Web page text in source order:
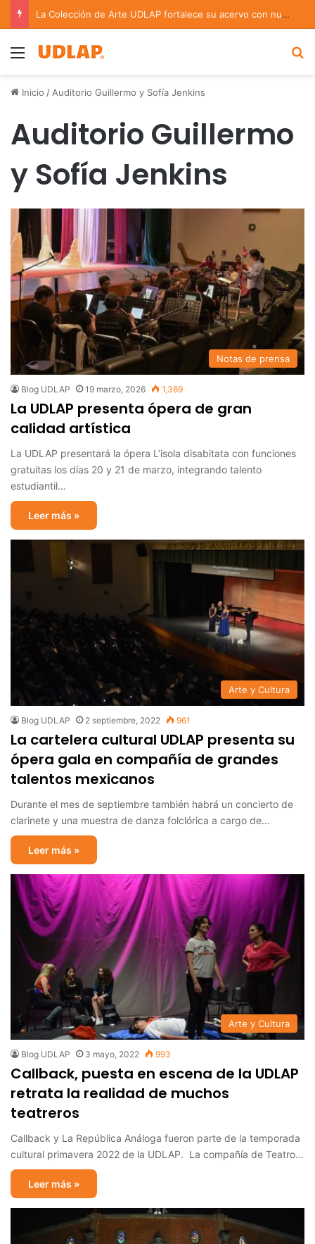
La Colección de Arte UDLAP fortalece su acervo con nuevas obras de artistas emergentes y consolidados
Menu
Inicio / Auditorio Guillermo y Sofía Jenkins
Auditorio Guillermo
y Sofía Jenkins
Notas de prensa
Blog UDLAP 19 marzo, 2026 1,369
La UDLAP presenta ópera de gran
calidad artística
La UDLAP presentará la ópera L’isola disabitata con funciones
gratuitas los días 20 y 21 de marzo, integrando talento
estudiantil…
Leer más »
Arte y Cultura
Blog UDLAP 2 septiembre, 2022 961
La cartelera cultural UDLAP presenta su
ópera gala en compañía de grandes
talentos mexicanos
Durante el mes de septiembre también habrá un concierto de
clarinete y una muestra de danza folclórica a cargo de…
Leer más »
Arte y Cultura
Blog UDLAP 3 mayo, 2022 993
Callback, puesta en escena de la UDLAP
retrata la realidad de muchos
teatreros
Callback y La República Análoga fueron parte de la temporada
cultural primavera 2022 de la UDLAP. La compañía de Teatro…
Leer más »